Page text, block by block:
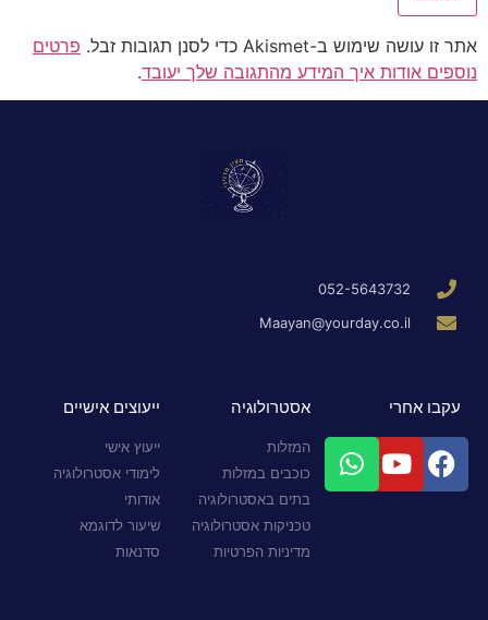
אתר זו עושה שימוש ב-Akismet כדי לסנן תגובות זבל.
פרטים
נוספים אודות איך המידע מהתגובה שלך יעובד.
052-5643732
Maayan@yourday.co.il
עקבו אחרי אסטרולוגיה
המזלות
כוכבים במזלות
בתים באסטרולוגיה
טכניקות אסטרולוגיה
מדיניות הפרטיות
ייעוצים אישיים
ייעוץ אישי
לימודי אסטרולוגיה
אודותי
שיעור לדוגמא
סדנאות